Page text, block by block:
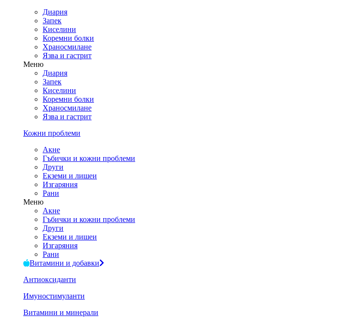
Диария
Запек
Киселини
Коремни болки
Храносмилане
Язва и гастрит
Меню
Диария
Запек
Киселини
Коремни болки
Храносмилане
Язва и гастрит
Кожни проблеми
Акне
Гъбички и кожни проблеми
Други
Екземи и лишеи
Изгаряния
Рани
Меню
Акне
Гъбички и кожни проблеми
Други
Екземи и лишеи
Изгаряния
Рани
Витамини и добавки
Антиоксиданти
Имуностимуланти
Витамини и минерали